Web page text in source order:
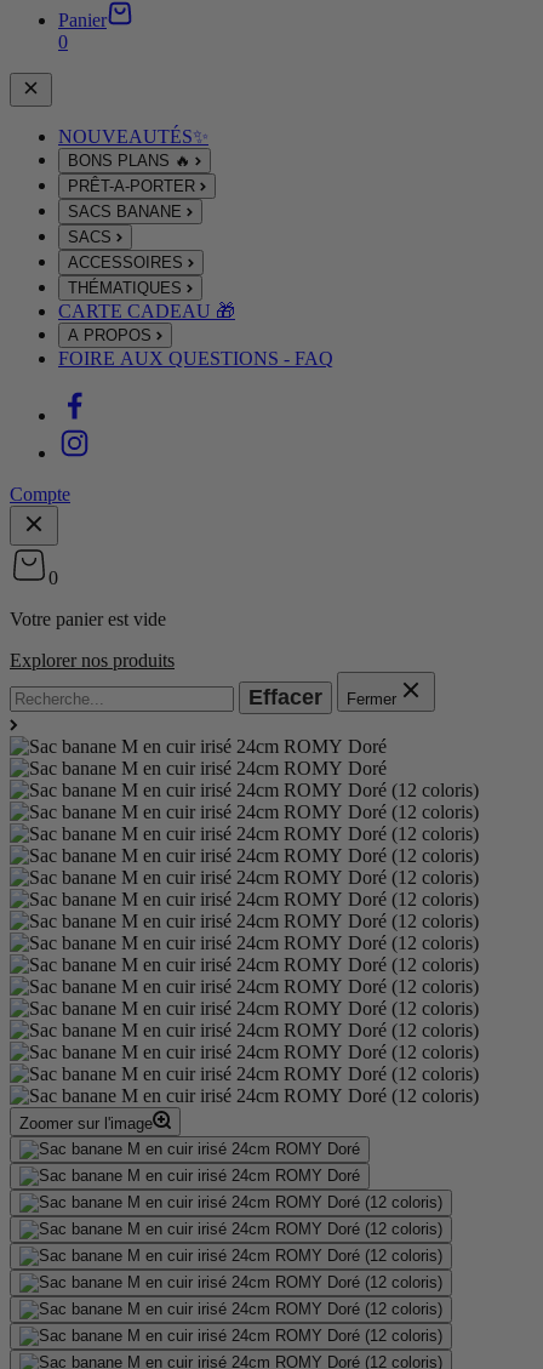
Panier
0
NOUVEAUTÉS✨
BONS PLANS 🔥
PRÊT-A-PORTER
SACS BANANE
SACS
ACCESSOIRES
THÉMATIQUES
CARTE CADEAU 🎁
A PROPOS
FOIRE AUX QUESTIONS - FAQ
Compte
0
Votre panier est vide
Explorer nos produits
Effacer Fermer
Zoomer sur l'image